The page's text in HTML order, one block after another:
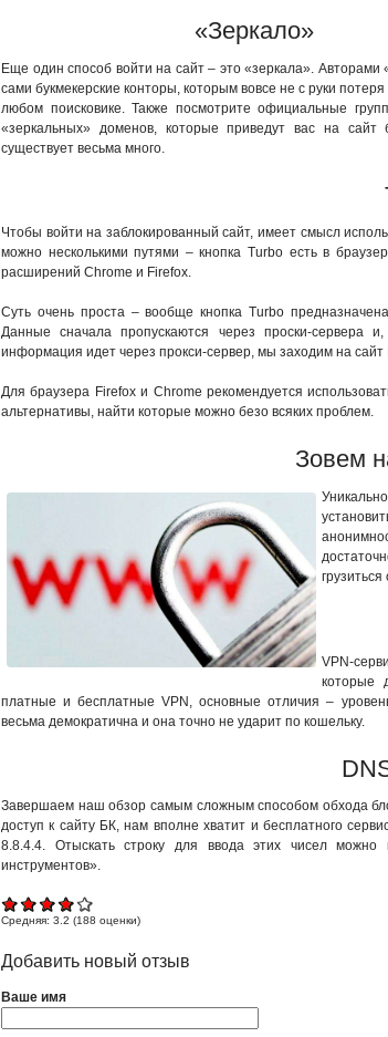
«Зеркало»
Еще один способ войти на сайт – это «зеркала». Авторами
сами букмекерские конторы, которым вовсе не с руки
любом поисковике. Также посмотрите официальные
«зеркальных» доменов, которые приведут вас на сайт
существует весьма много.
Чтобы войти на заблокированный сайт, имеет смысл
можно несколькими путями – кнопка Turbo есть в
расширений Chrome и Firefox.
Суть очень проста – вообще кнопка Turbo
Данные сначала пропускаются через проски-сервера
информация идет через прокси-сервер, мы заходим на
Для браузера Firefox и Chrome рекомендуется
альтернативы, найти которые можно безо всяких проблем.
Зовем
VPN-
которые
платные и бесплатные VPN, основные отличия –
весьма демократична и она точно не ударит по кошельку.
Завершаем наш обзор самым сложным способом обхода
доступ к сайту БК, нам вполне хватит и бесплатного
8.8.4.4. Отыскать строку для ввода этих чисел можно
инструментов».
Средняя: 3.2 (188 оценки)
Добавить новый отзыв
Ваше имя